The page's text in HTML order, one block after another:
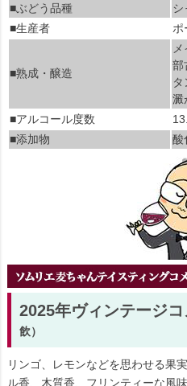
■ぶどう品種
シ
■生産者
ポ
■熟成・醸造
部
澱
■アルコール度数
■添加物
酸
2025年ヴィンテージコ
飲）
リンゴ、レモンなどを思わせる果
ル香、木質香、フリンティーな風